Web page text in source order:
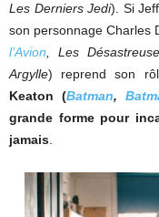
Les Derniers Jedi). Si
son personnage Charles
l’Avion, Les
Argylle) reprend son
Keaton (Batman,
grande forme pour
jamais.